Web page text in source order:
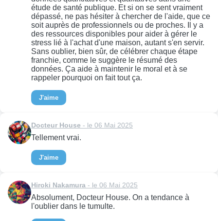
étude de santé publique. Et si on se sent vraiment
dépassé, ne pas hésiter à chercher de l'aide, que ce
soit auprès de professionnels ou de proches. Il y a
des ressources disponibles pour aider à gérer le
stress lié à l'achat d'une maison, autant s'en servir.
Sans oublier, bien sûr, de célébrer chaque étape
franchie, comme le suggère le résumé des
données. Ça aide à maintenir le moral et à se
rappeler pourquoi on fait tout ça.
J'aime
Docteur House - le 06 Mai 2025
Tellement vrai.
J'aime
Hiroki Nakamura - le 06 Mai 2025
Absolument, Docteur House. On a tendance à
l'oublier dans le tumulte.